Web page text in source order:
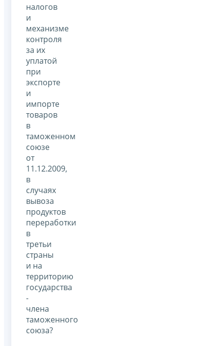
налогов
и
механизме
контроля
за их
уплатой
при
экспорте
и
импорте
товаров
в
таможенном
союзе
от
11.12.2009,
в
случаях
вывоза
продуктов
переработки
в
третьи
страны
и на
территорию
государства
-
члена
таможенного
союза?